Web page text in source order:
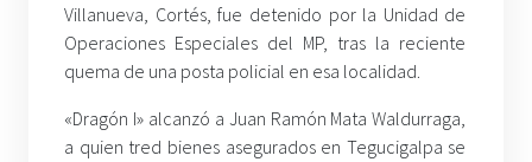
Villanueva, Cortés, fue detenido por la Unidad de
Operaciones Especiales del MP, tras la reciente
quema de una posta policial en esa localidad.
«Dragón I» alcanzó a Juan Ramón Mata Waldurraga,
a quien tred bienes asegurados en Tegucigalpa se